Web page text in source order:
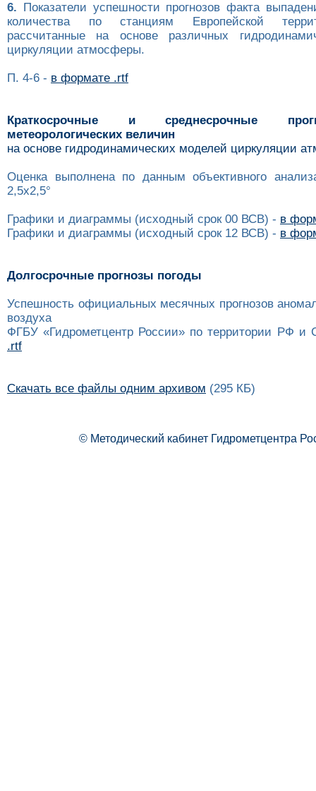
6. Показатели успешности прогнозов факта
количества по станциям Европейской
рассчитанные на основе различных
циркуляции атмосферы.
П. 4-6 - в формате .rtf
Краткосрочные и среднесрочные
метеорологических величин
на основе гидродинамических моделей циркуляции
Оценка выполнена по данным объективного
2,5x2,5°
Графики и диаграммы (исходный срок 00 ВСВ) - в
Графики и диаграммы (исходный срок 12 ВСВ) - в
Долгосрочные прогнозы погоды
Успешность официальных месячных прогнозов
воздуха
ФГБУ «Гидрометцентр России» по территории РФ
.rtf
Скачать все файлы одним архивом (295 КБ)
© Методический кабинет Гидрометцентра